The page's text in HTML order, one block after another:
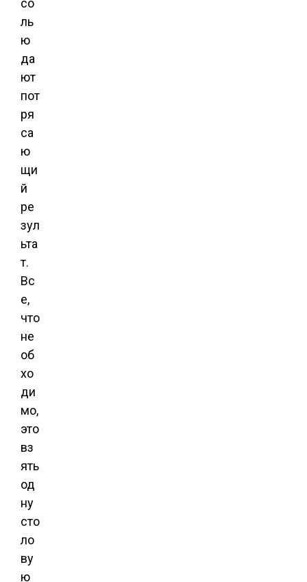
со
ль
ю
да
ют
пот
ря
са
ю
щи
й
ре
зул
ьта
т.
Вс
е,
что
не
об
хо
ди
мо,
это
вз
ять
од
ну
сто
ло
ву
ю